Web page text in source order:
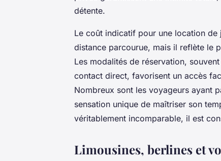
détente.
Le coût indicatif pour une location de
distance parcourue, mais il reflète le
Les modalités de réservation,
contact direct, favorisent un accès
Nombreux sont les voyageurs ayant
sensation unique de maîtriser son
véritablement incomparable, il est
Limousines, berlines et